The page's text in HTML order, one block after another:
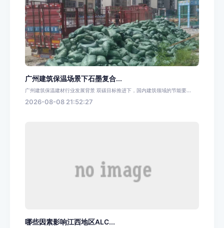
广州建筑保温场景下石墨复合...
广州建筑保温建材行业发展背景 双碳目标推进下，国内建筑领域的节能要...
2026-08-08 21:52:27
哪些因素影响江西地区ALC...